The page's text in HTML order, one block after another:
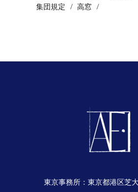
集団規定
高窓
東京事務所： 東京都港区芝